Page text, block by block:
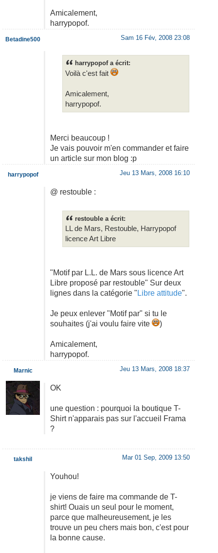
Amicalement,
harrypopof.
Sam 16 Fév, 2008 23:08
harrypopof a écrit:
Voilà c'est fait
Amicalement,
harrypopof.
Merci beaucoup !
Je vais pouvoir m'en commander et faire
un article sur mon blog :p
Betadine500
Jeu 13 Mars, 2008 16:10
@ restouble :
restouble a écrit:
LL de Mars, Restouble, Harrypopof
licence Art Libre
"Motif par L.L. de Mars sous licence Art
Libre proposé par restouble" Sur deux
lignes dans la catégorie " Libre attitude".
Je peux enlever "Motif par" si tu le
souhaites (j'ai voulu faire vite
)
Amicalement,
harrypopof.
harrypopof
Jeu 13 Mars, 2008 18:37
OK
une question : pourquoi la boutique T-
Shirt n'apparais pas sur l'accueil Frama
?
Marnic
Mar 01 Sep, 2009 13:50
Youhou!
je viens de faire ma commande de T-
shirt! Ouais un seul pour le moment,
parce que malheureusement, je les
trouve un peu chers mais bon, c'est pour
la bonne cause.
takshil